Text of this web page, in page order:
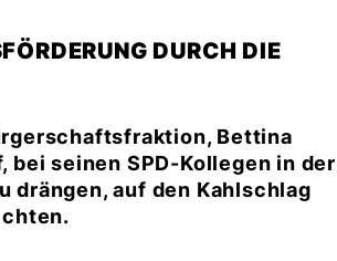
DURCH DIE
Bettina
seinen SPD-Kollegen in der
drängen, auf den Kahlschlag